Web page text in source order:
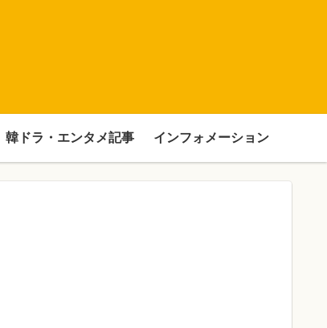
韓ドラ・エンタメ記事 インフォメーション